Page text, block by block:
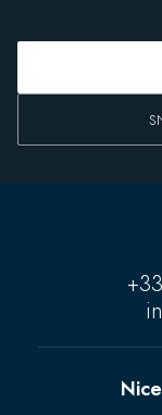
Nice